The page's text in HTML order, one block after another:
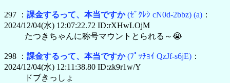
297 ： 課金するって、本当ですか(ｾﾞｸﾚｼ cN0d-2bbz) (a) ：
2024/12/04(水) 12:07:22.72 ID:rXHwLOjM
たつきちゃんに称号マウントとられる～😭
298 ： 課金するって、本当ですか(ﾌﾟｯﾁｮｲ QzJf-s6jE) ：
2024/12/04(水) 12:11:38.80 ID:zk9r1w/Y
ドブきっしょ